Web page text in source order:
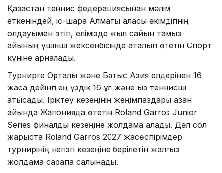
Қазақстан теннис федерациясынан мәлім
еткеніндей, іс-шара Алматы қаласы әкімдігінің
қолдауымен өтіп, елімізде жыл сайын тамыз
айының үшінші жексенбісінде аталып өтетін Спорт
күніне арналады.
Турнирге Орталық және Батыс Азия елдерінен 16
жасқа дейінгі ең үздік 16 ұл және қыз теннисші
қатысады. Іріктеу кезеңінің жеңімпаздары қазан
айында Жапонияда өтетін Roland Garros Junior
Series финалдық кезеңіне жолдама алады. Дәл сол
жарыста Roland Garros 2027 жасөспірімдер
турнирінің негізгі кезеңіне берілетін жалғыз
жолдама сарапқа салынады.